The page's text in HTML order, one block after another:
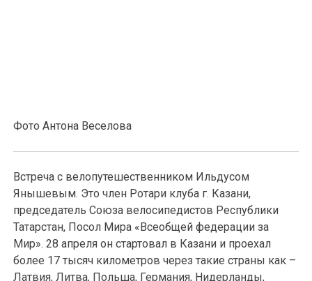
Фото Антона Веселова
Встреча с велопутешественником Ильдусом
Янышевым. Это член Ротари клуба г. Казани,
председатель Союза велосипедистов Республики
Татарстан, Посол Мира «Всеобщей федерации за
Мир». 28 апреля он стартовал в Казани и проехал
более 17 тысяч километров через такие страны как –
Латвия, Литва, Польша, Германия, Нидерланды,